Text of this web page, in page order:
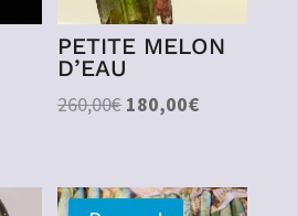
PETITE MELON
D’EAU
260,00€ Le
était :
180,00€Le
est :